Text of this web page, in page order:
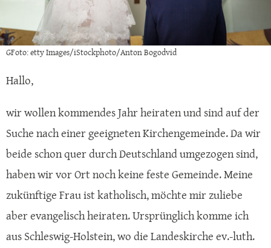
GFoto: etty Images/iStockphoto/Anton Bogodvid
Hallo,
wir wollen kommendes Jahr heiraten und sind auf der
Suche nach einer geeigneten Kirchengemeinde. Da wir
beide schon quer durch Deutschland umgezogen sind,
haben wir vor Ort noch keine feste Gemeinde. Meine
zukünftige Frau ist katholisch, möchte mir zuliebe
aber evangelisch heiraten. Ursprünglich komme ich
aus Schleswig-Holstein, wo die Landeskirche ev.-luth.